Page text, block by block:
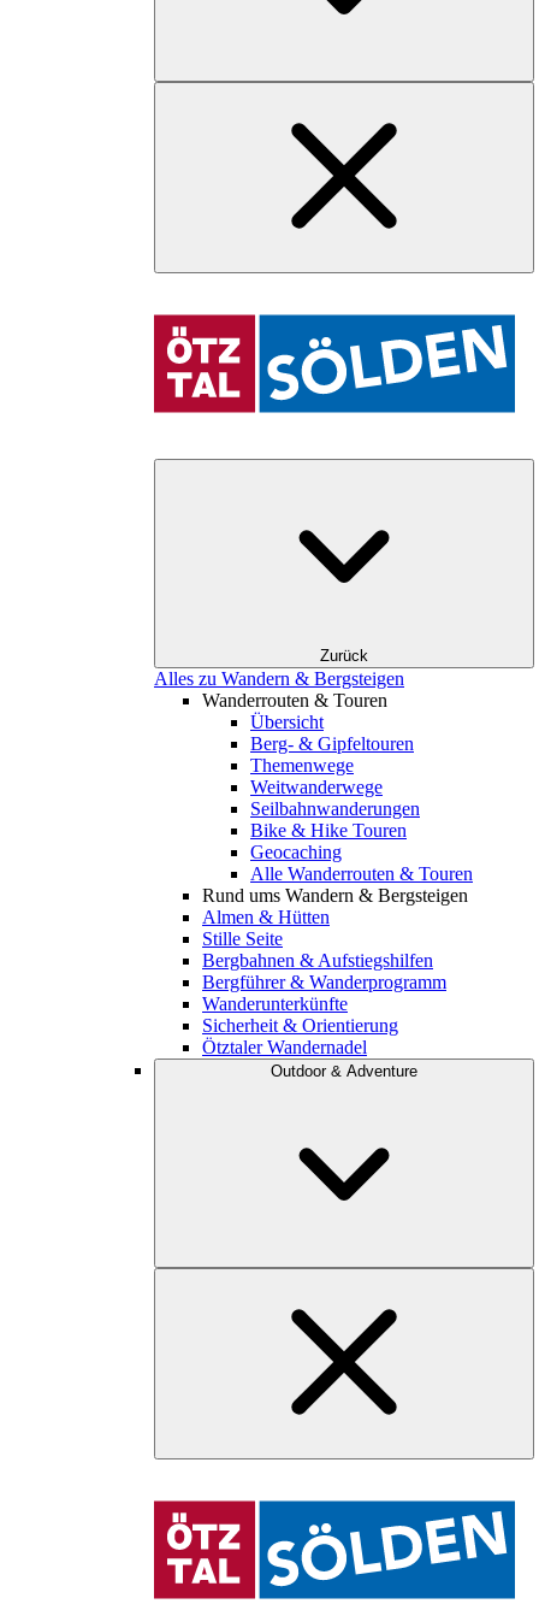
Zurück
Alles zu Wandern & Bergsteigen
Wanderrouten & Touren
Übersicht
Berg- & Gipfeltouren
Themenwege
Weitwanderwege
Seilbahnwanderungen
Bike & Hike Touren
Geocaching
Alle Wanderrouten & Touren
Rund ums Wandern & Bergsteigen
Almen & Hütten
Stille Seite
Bergbahnen & Aufstiegshilfen
Bergführer & Wanderprogramm
Wanderunterkünfte
Sicherheit & Orientierung
Ötztaler Wandernadel
Outdoor & Adventure